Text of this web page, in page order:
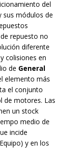
del
sus módulos de
repuesto no
diferente
colisiones en
de General
elemento más
el conjunto
de motores. Las
un stock
medio de
incide
y en los